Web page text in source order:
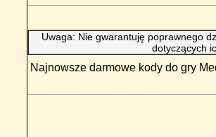
Uwaga: Nie gwarantuję poprawnego
dotyczących
Najnowsze darmowe kody do gry